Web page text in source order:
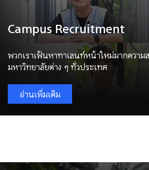
Campus Recruitment
พวกเราเฟ้นหาทาเลนท์หน้าใหม่มากความ
มหาวิทยาลัยต่าง ๆ ทั่วประเทศ
อ่านเพิ่มเติม